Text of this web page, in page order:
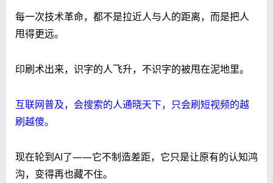
每一次技术革命，都不是拉近人与人的距离，而是把人
甩得更远。
印刷术出来，识字的人飞升，不识字的被甩在泥地里。
互联网普及，会搜索的人通晓天下，只会刷短视频的越
刷越傻。
现在轮到AI了——它不制造差距，它只是让原有的认知鸿
沟，变得再也藏不住。